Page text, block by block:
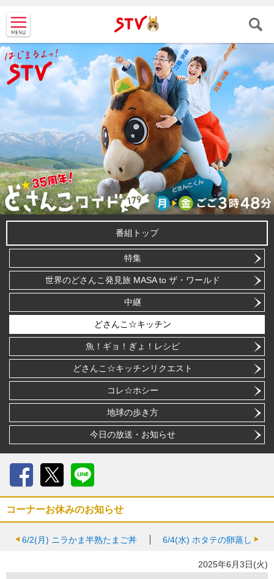
ＳＴＶ札
幌テレビ
番組トップ
特集
世界のどさんこ発見旅 MASA to ザ・ワールド
中継
どさんこ☆キッチン
魚！ギョ！ぎょ！レシピ
どさんこ☆キッチンリクエスト
コレ☆ホシー
地球の歩き方
今日の放送・お知らせ
コーナーお休みのお知らせ
6/2(月) ニラかま半熟たまご丼 6/4(水) ホタテの卵蒸し
2025年6月3日(火)